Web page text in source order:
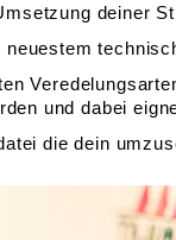
deiner
und dabei
die dein